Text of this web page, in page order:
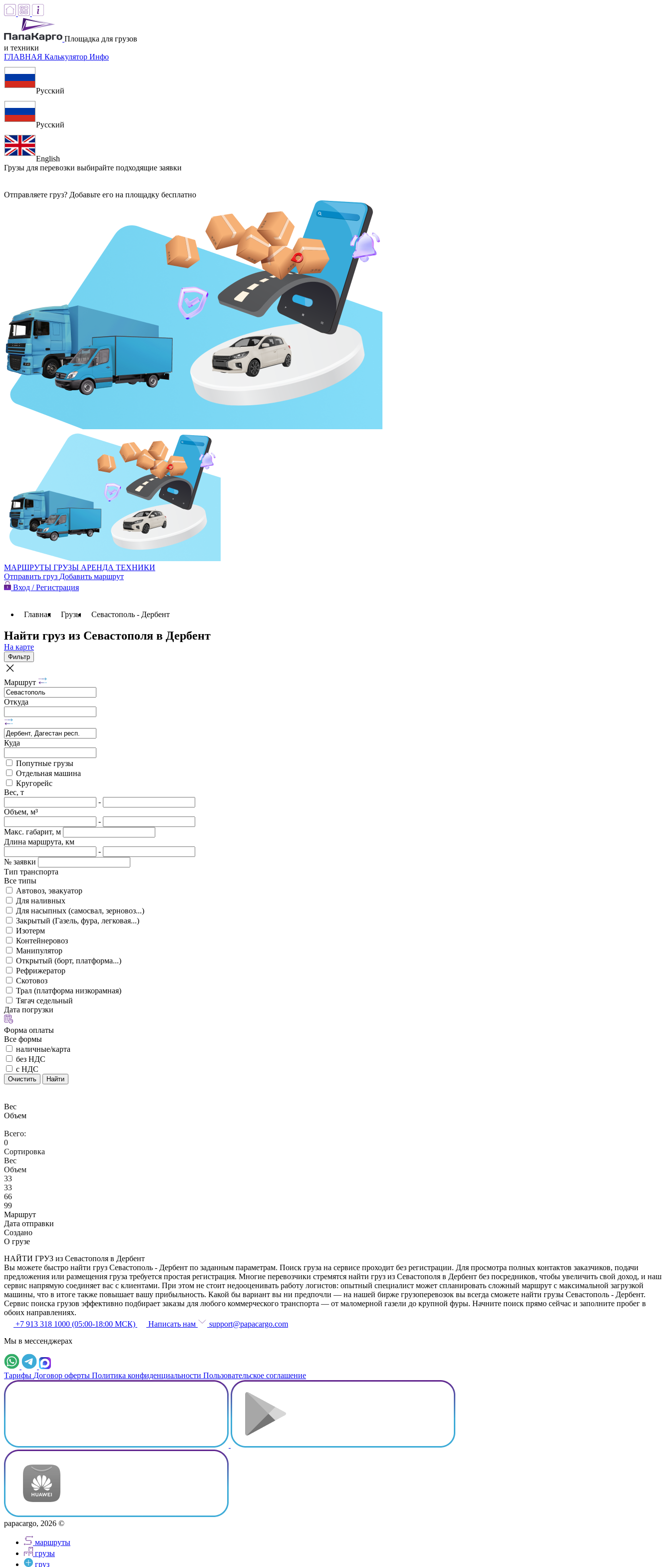
Площадка для грузов
и техники
ГЛАВНАЯ Калькулятор Инфо
Русский
Русский
English
Грузы для перевозки выбирайте подходящие заявки
Отправляете груз? Добавьте его на площадку бесплатно
МАРШРУТЫ ГРУЗЫ АРЕНДА ТЕХНИКИ
Отправить груз Добавить маршрут
Вход / Регистрация
Главная Грузы Севастополь - Дербент
Найти груз из Севастополя в Дербент
На карте
Фильтр
Маршрут
Откуда
Куда
Попутные грузы
Отдельная машина
Кругорейс
Вес, т
-
Объем, м³
-
Макс. габарит, м
Длина маршрута, км
-
№ заявки
Тип транспорта
Все типы
Автовоз, эвакуатор
Для наливных
Для насыпных (самосвал, зерновоз...)
Закрытый (Газель, фура, легковая...)
Изотерм
Контейнеровоз
Манипулятор
Открытый (борт, платформа...)
Рефрижератор
Скотовоз
Трал (платформа низкорамная)
Тягач седельный
Дата погрузки
Форма оплаты
Все формы
наличные/карта
без НДС
с НДС
Очистить Найти
Вес
Объем
Всего:
0
Сортировка
Вес
Объем
33
33
66
99
Маршрут
Дата отправки
Создано
О грузе
НАЙТИ ГРУЗ из Севастополя в Дербент
Вы можете быстро найти груз Севастополь - Дербент по заданным параметрам. Поиск груза на сервисе проходит без регистрации. Для просмотра полных контактов заказчиков, подачи
предложения или размещения груза требуется простая регистрация. Многие перевозчики стремятся найти груз из Севастополя в Дербент без посредников, чтобы увеличить свой доход, и наш
сервис напрямую соединяет вас с клиентами. При этом не стоит недооценивать работу логистов: опытный специалист может спланировать сложный маршрут с максимальной загрузкой
машины, что в итоге также повышает вашу прибыльность. Какой бы вариант вы ни предпочли — на нашей бирже грузоперевозок вы всегда сможете найти грузы Севастополь - Дербент.
Сервис поиска грузов эффективно подбирает заказы для любого коммерческого транспорта — от маломерной газели до крупной фуры. Начните поиск прямо сейчас и заполните пробег в
обоих направлениях.
+7 913 318 1000 (05:00-18:00 МСК)
Написать нам
support@papacargo.com
Мы в мессенджерах
Тарифы Договор оферты Политика конфиденциальности Пользовательское соглашение
papacargo, 2026 ©
маршруты
грузы
груз